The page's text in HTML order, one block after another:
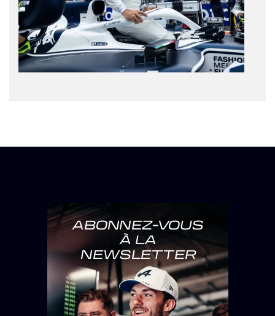
ABONNEZ-VOUS
À LA
NEWSLETTER